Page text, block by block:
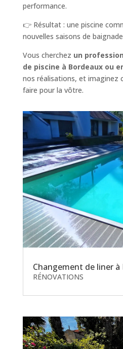
performance.
👉 Résultat : une piscine
nouvelles saisons de
Vous cherchez un
de piscine à Bordeaux ou
nos réalisations, et imaginez
faire pour la vôtre.
Changement de liner à
RÉNOVATIONS